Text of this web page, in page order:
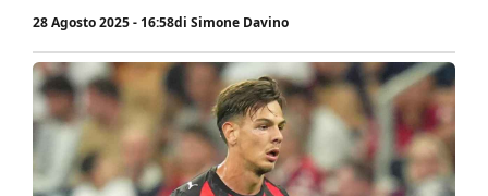
28 Agosto 2025 - 16:58di Simone Davino